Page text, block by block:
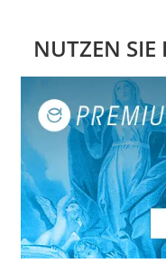
NUTZEN SIE